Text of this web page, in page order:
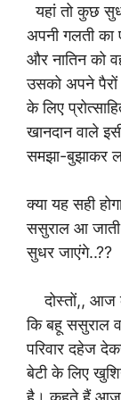
यहां तो कुछ
अपनी गलती का
और नातिन को
उसको अपने
के लिए
खानदान वाले
समझा-बुझाकर
क्या यह सही
ससुराल आ जाती
सुधर जाएंगे..??
दोस्तों,, आज
कि बहू ससुराल
परिवार दहेज
बेटी के लिए